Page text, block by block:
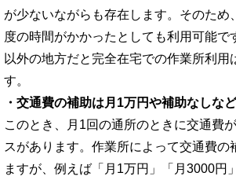
が少ないながらも存在します。そのため
度の時間がかかったとしても利用可能で
以外の地方だと完全在宅での作業所利用
す。
・交通費の補助は月1万円や補助なしなど
このとき、月1回の通所のときに交通費
スがあります。作業所によって交通費の
ますが、例えば「月1万円」「月3000円